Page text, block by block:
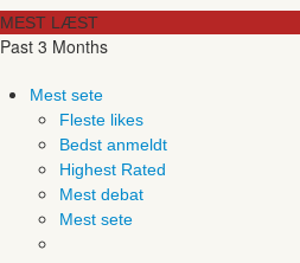
MEST LÆST
Past 3 Months
Mest sete
Fleste likes
Bedst anmeldt
Highest Rated
Mest debat
Mest sete